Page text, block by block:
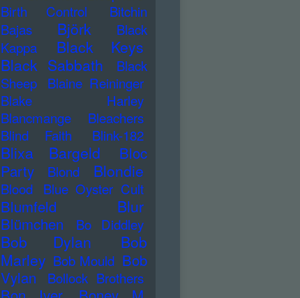
Birth Control
Bitchin
Bajas
Björk
Black
Kappa
Black Keys
Black Sabbath
Black
Sheep
Blaine Reininger
Blake Harley
Blancmange
Bleachers
Blind Faith
Blink-182
Blixa Bargeld
Bloc
Party
Blond Blondie
Blood Blue Oyster Cult
Blumfeld Blur
Blümchen Bo Diddley
Bob Dylan
Bob
Marley Bob Mould Bob
Vylan
Bollock Brothers